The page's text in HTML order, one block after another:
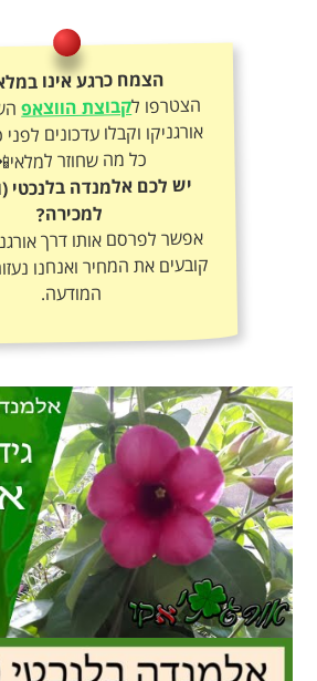
הצמח כרגע אינו
הצטרפו לקבוצת הווצאפ
כל מה שחוזר
יש לכם אלמנדה בלנכטי
למכירה?
אפשר לפרסם אותו דרך
קובעים את המחיר ואנחנו
המודעה.